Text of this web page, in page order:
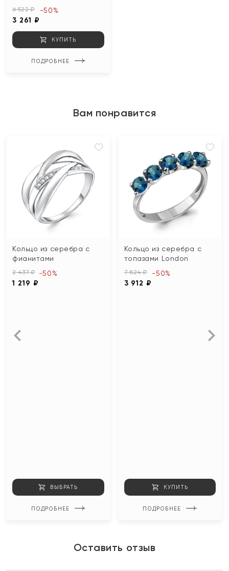
6 522 ₽
3 261 ₽
-50%
КУПИТЬ
ПОДРОБНЕЕ
Вам понравится
Кольцо из серебра с
фианитами
2 437 ₽
1 219 ₽
-50%
ВЫБРАТЬ
ПОДРОБНЕЕ
Кольцо из серебра с
топазами London
7 824 ₽
3 912 ₽
-50%
КУПИТЬ
ПОДРОБНЕЕ
Оставить отзыв